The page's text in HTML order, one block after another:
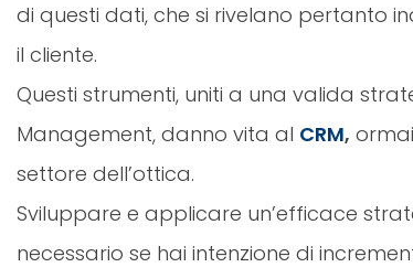
di questi dati, che si rivelano pertanto
il cliente.
Questi strumenti, uniti a una valida
Management, danno vita al CRM,
settore dell’ottica.
Sviluppare e applicare un’efficace
necessario se hai intenzione di